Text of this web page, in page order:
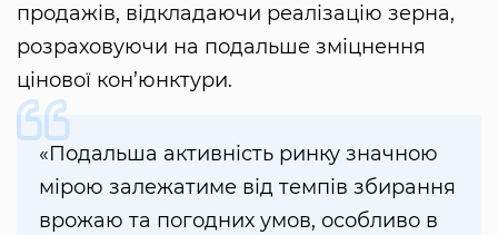
продажів, відкладаючи реалізацію зерна,
розраховуючи на подальше зміцнення
цінової кон’юнктури.
«Подальша активність ринку значною
мірою залежатиме від темпів збирання
врожаю та погодних умов, особливо в